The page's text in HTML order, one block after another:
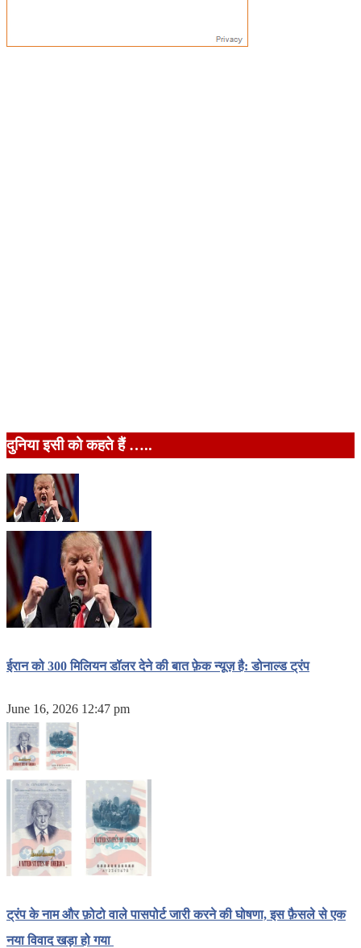
दुनिया इसी को कहते हैं …..
ईरान को 300 मिलियन डॉलर देने की बात फ़ेक न्यूज़ है: डोनाल्ड ट्रंप
June 16, 2026 12:47 pm
ट्रंप के नाम और फ़ोटो वाले पासपोर्ट जारी करने की घोषणा, इस फ़ैसले से एक
नया विवाद खड़ा हो गया